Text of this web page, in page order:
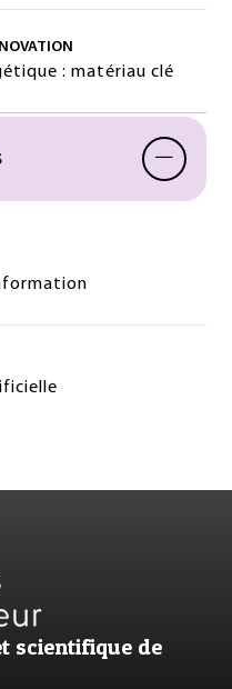
: matériau clé
−
scientifique de